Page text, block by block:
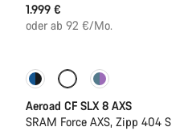
1.999 €
oder ab 92 €/Mo.
Anpassen
Aeroad CF SLX 8 AXS
SRAM Force AXS, Zipp 404 S